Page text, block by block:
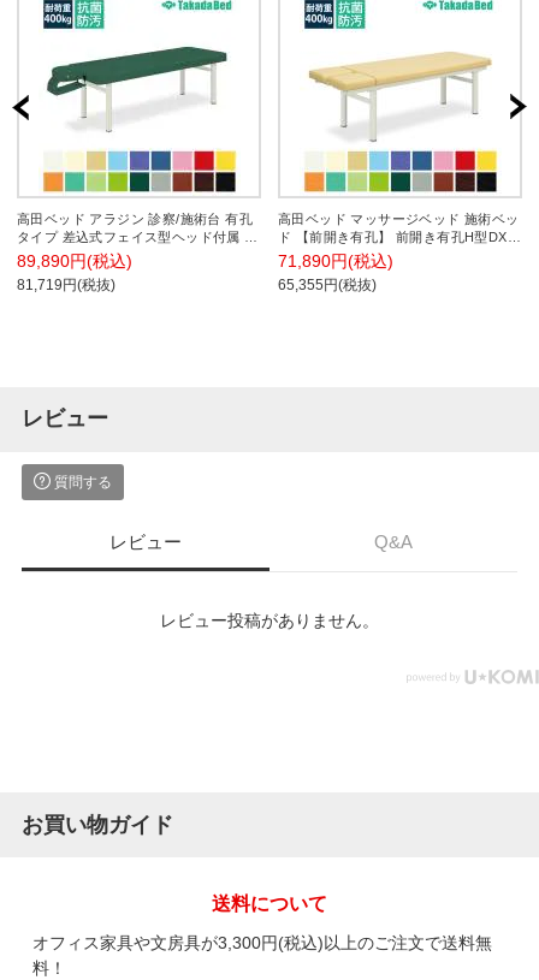
高田ベッド アラジン 診察/施術台 有孔
タイプ 差込式フェイス型ヘッド付属 か
どまる加工 TB-393U サイズ/カラー(18
色)選択可能
89,890円(税込)
81,719円(税抜)
高田ベッド マッサージベッド 施術ベッ
ド 【前開き有孔】 前開き有孔H型DXベ
ッド TB-372
71,890円(税込)
65,355円(税抜)
レビュー
質問する
レビュー Q&A
レビュー投稿がありません。
お買い物ガイド
送料について
オフィス家具や文房具が3,300円(税込)以上のご注文で送料無
料！